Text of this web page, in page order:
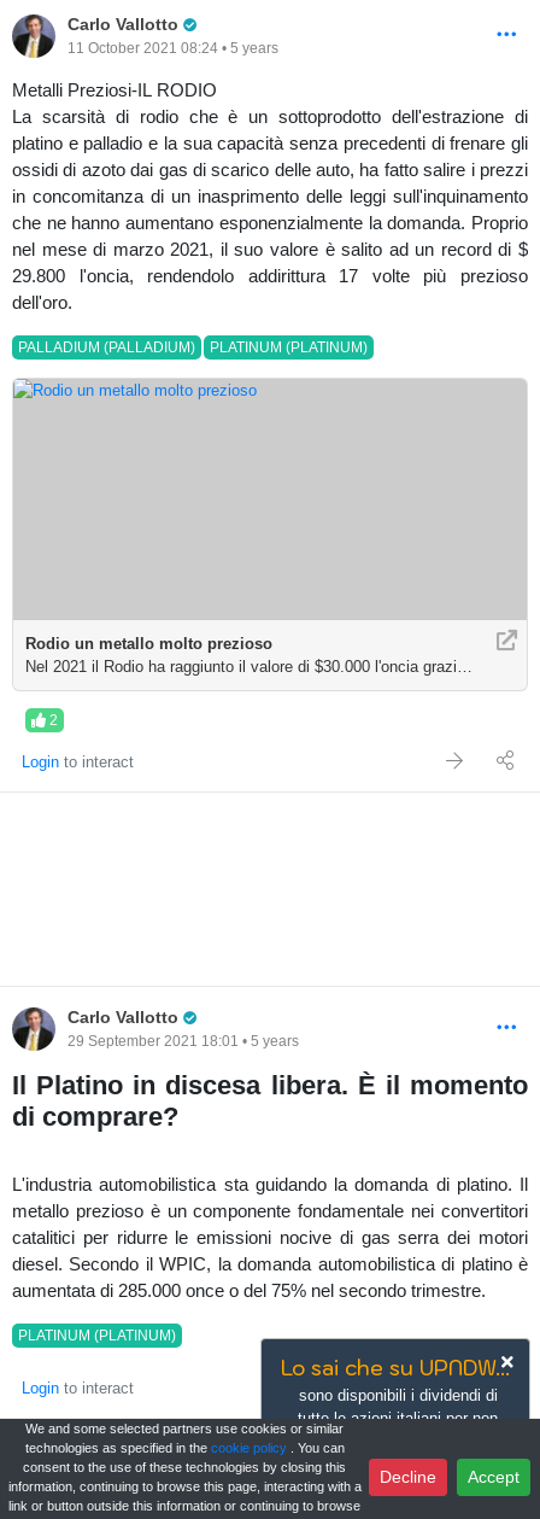
Carlo Vallotto
11 October 2021 08:24 • 5 years
Metalli Preziosi-IL RODIO
La scarsità di rodio che è un sottoprodotto dell'estrazione di
platino e palladio e la sua capacità senza precedenti di frenare gli
ossidi di azoto dai gas di scarico delle auto, ha fatto salire i prezzi
in concomitanza di un inasprimento delle leggi sull'inquinamento
che ne hanno aumentano esponenzialmente la domanda. Proprio
nel mese di marzo 2021, il suo valore è salito ad un record di $
29.800 l'oncia, rendendolo addirittura 17 volte più prezioso
dell'oro.
PALLADIUM (PALLADIUM) PLATINUM (PLATINUM)
Rodio un metallo molto prezioso
Nel 2021 il Rodio ha raggiunto il valore di $30.000 l'oncia grazie ad una
2
Login to interact
Carlo Vallotto
29 September 2021 18:01 • 5 years
Il Platino in discesa libera. È il momento
di comprare?
L'industria automobilistica sta guidando la domanda di platino. Il
metallo prezioso è un componente fondamentale nei convertitori
catalitici per ridurre le emissioni nocive di gas serra dei motori
diesel. Secondo il WPIC, la domanda automobilistica di platino è
aumentata di 285.000 once o del 75% nel secondo trimestre.
PLATINUM (PLATINUM)
Login to interact
Lo sai che su UPNDW...
sono disponibili i dividendi di
tutte le azioni italiani per non
farsi trovare mai impreparati?
Learn more
We and some selected partners use cookies or similar
technologies as specified in the cookie policy
. You can
consent to the use of these technologies by closing this
information, continuing to browse this page, interacting with a
link or button outside this information or continuing to browse
Decline Accept